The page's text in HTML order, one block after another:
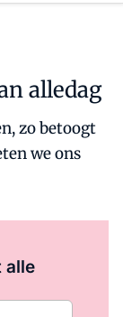
alledag
zo betoogt
we ons
alle